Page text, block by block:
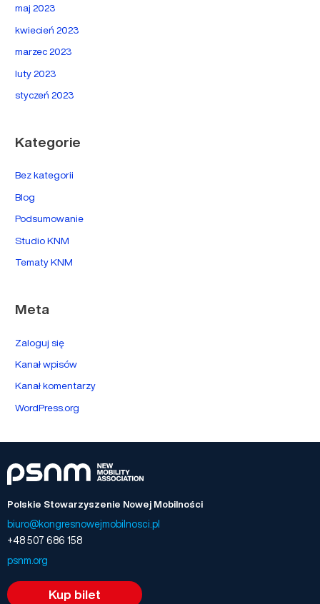
maj 2023
kwiecień 2023
marzec 2023
luty 2023
styczeń 2023
Kategorie
Bez kategorii
Blog
Podsumowanie
Studio KNM
Tematy KNM
Meta
Zaloguj się
Kanał wpisów
Kanał komentarzy
WordPress.org
Polskie Stowarzyszenie Nowej Mobilności
biuro@kongresnowejmobilnosci.pl
+48 507 686 158
psnm.org
Kup bilet